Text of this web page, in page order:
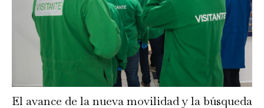
El avance de la nueva movilidad y la búsqueda